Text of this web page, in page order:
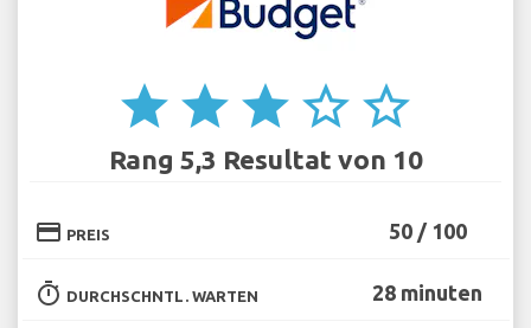
star star star star_border star_border
Rang 5,3 Resultat von 10
credit_card PREIS 50 / 100
timer DURCHSCHNTL. WARTEN 28 minuten